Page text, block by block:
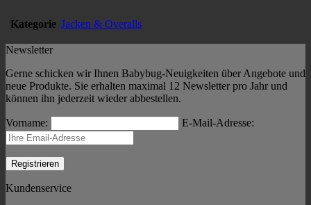
Kategorie Jacken & Overalls
Newsletter
Gerne schicken wir Ihnen Babybug-Neuigkeiten über Angebote und
neue Produkte. Sie erhalten maximal 12 Newsletter pro Jahr und
können ihn jederzeit wieder abbestellen.
Vorname: E-Mail-Adresse:
Kundenservice